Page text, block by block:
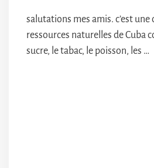
salutations mes amis. c’est une
ressources naturelles de Cuba
sucre, le tabac, le poisson, les …